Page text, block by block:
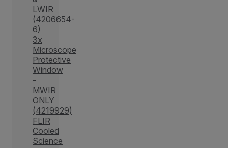
LWIR
(4206654-
6)
3x
Microscope
Protective
Window
-
MWIR
ONLY
(4219929)
FLIR
Cooled
Science